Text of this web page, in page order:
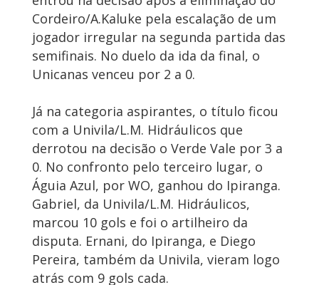
Cordeiro/A.Kaluke pela escalação de um
jogador irregular na segunda partida das
semifinais. No duelo da ida da final, o
Unicanas venceu por 2 a 0.
Já na categoria aspirantes, o título ficou
com a Univila/L.M. Hidráulicos que
derrotou na decisão o Verde Vale por 3 a
0. No confronto pelo terceiro lugar, o
Águia Azul, por WO, ganhou do Ipiranga.
Gabriel, da Univila/L.M. Hidráulicos,
marcou 10 gols e foi o artilheiro da
disputa. Ernani, do Ipiranga, e Diego
Pereira, também da Univila, vieram logo
atrás com 9 gols cada.